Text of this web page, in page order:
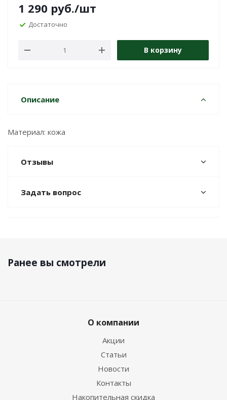
1 290 руб./шт
Достаточно
В корзину
Описание
Материал: кожа
Отзывы
Задать вопрос
Ранее вы смотрели
О компании
Акции
Статьи
Новости
Контакты
Накопительная скидка